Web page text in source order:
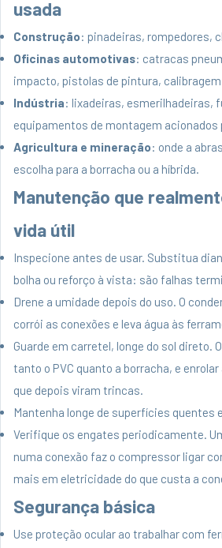
usada
Construção: pinadeiras, rompedores,
Oficinas automotivas: catracas
impacto, pistolas de pintura, calibragem
Indústria: lixadeiras, esmerilhadeiras,
equipamentos de montagem acionados
Agricultura e mineração: onde a
escolha para a borracha ou a híbrida.
Manutenção que
vida útil
Inspecione antes de usar. Substitua
bolha ou reforço à vista: são falhas
Drene a umidade depois do uso. O
corrói as conexões e leva água às
Guarde em carretel, longe do sol direto.
tanto o PVC quanto a borracha, e
que depois viram trincas.
Mantenha longe de superfícies quentes
Verifique os engates periodicamente.
numa conexão faz o compressor ligar
mais em eletricidade do que custa a
Segurança básica
Use proteção ocular ao trabalhar com